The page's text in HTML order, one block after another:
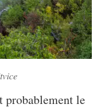
probablement le